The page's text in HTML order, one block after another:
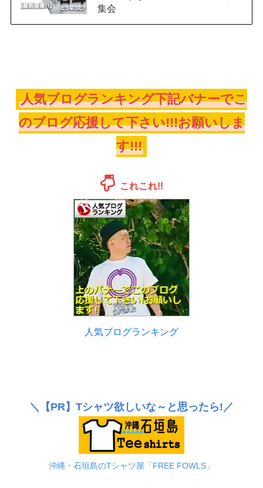
集会
人気ブログランキング下記バナーでこ
のブログ応援して下さい!!!お願いしま
す!!!
これこれ!!
人気ブログランキング
＼ 【PR】 Tシャツ欲しいな～と思ったら!／
沖縄・石垣島のTシャツ屋「FREE FOWLS」